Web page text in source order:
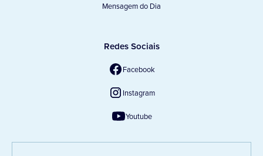
Mensagem do Dia
Redes Sociais
Facebook
Instagram
Youtube